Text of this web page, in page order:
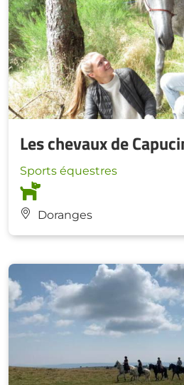
Les chevaux de
Sports équestres
Doranges